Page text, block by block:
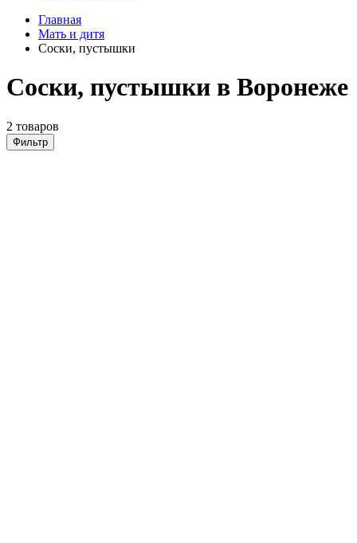
Главная
Мать и дитя
Соски, пустышки
Соски, пустышки в Воронеже
2 товаров
Фильтр